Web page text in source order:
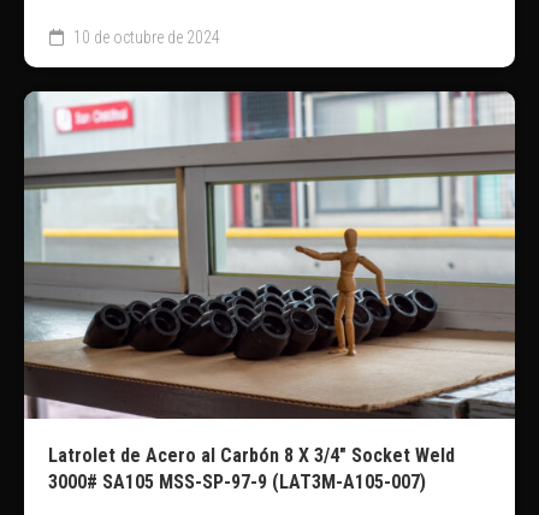
10 de octubre de 2024
Latrolet de Acero al Carbón 8 X 3/4″ Socket Weld
3000# SA105 MSS-SP-97-9 (LAT3M-A105-007)